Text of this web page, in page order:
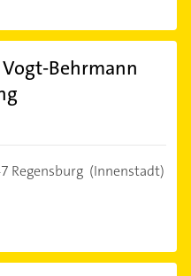
Behrmann
Regensburg (Innenstadt)